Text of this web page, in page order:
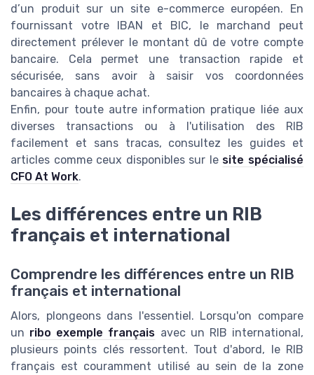
d’un produit sur un site e-commerce européen. En
fournissant votre IBAN et BIC, le marchand peut
directement prélever le montant dû de votre compte
bancaire. Cela permet une transaction rapide et
sécurisée, sans avoir à saisir vos coordonnées
bancaires à chaque achat.
Enfin, pour toute autre information pratique liée aux
diverses transactions ou à l'utilisation des RIB
facilement et sans tracas, consultez les guides et
articles comme ceux disponibles sur le site spécialisé
CFO At Work.
Les différences entre un RIB
français et international
Comprendre les différences entre un RIB
français et international
Alors, plongeons dans l'essentiel. Lorsqu'on compare
un ribo exemple français avec un RIB international,
plusieurs points clés ressortent. Tout d'abord, le RIB
français est couramment utilisé au sein de la zone